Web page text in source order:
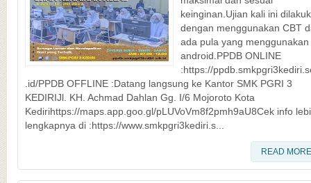
keinginan.Ujian kali ini
dengan menggunakan CBT
ada pula yang menggunakan
android.PPDB ONLINE
:https://
.id/PPDB OFFLINE :Datang langsung ke Kantor SMK PGRI 3
KEDIRIJl. KH. Achmad Dahlan Gg. I/6 Mojoroto Kota
Kedirihttps://maps.app.goo.gl/pLUVoVm8f2pmh9aU8Cek info
lengkapnya di :https://www.smkpgri3kediri.s...
READ MORE